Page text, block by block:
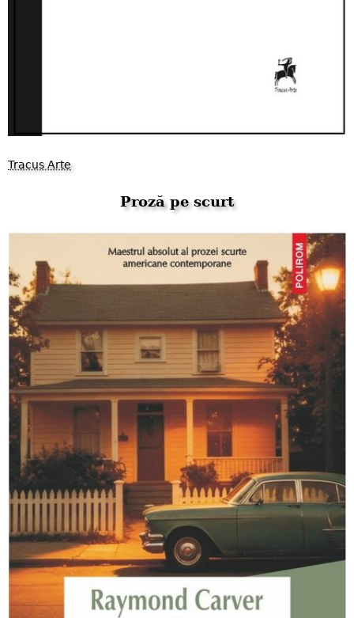
Tracus Arte
Proză pe scurt